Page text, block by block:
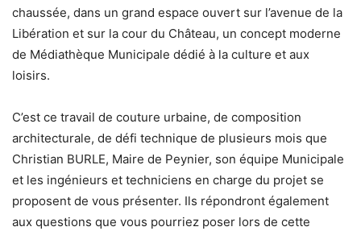
chaussée, dans un grand espace ouvert sur l’avenue de la
Libération et sur la cour du Château, un concept moderne
de Médiathèque Municipale dédié à la culture et aux
loisirs.
C’est ce travail de couture urbaine, de composition
architecturale, de défi technique de plusieurs mois que
Christian BURLE, Maire de Peynier, son équipe Municipale
et les ingénieurs et techniciens en charge du projet se
proposent de vous présenter. Ils répondront également
aux questions que vous pourriez poser lors de cette